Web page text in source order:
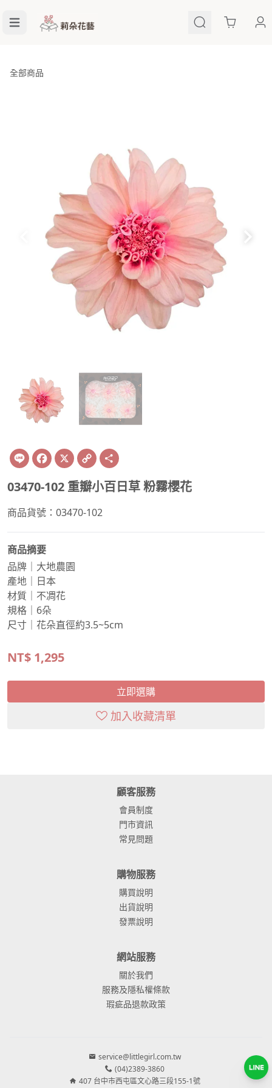
Cart
全部商品
Line Facebook
X Copy
Link
03470-102 重瓣小百日草 粉霧櫻花
商品貨號：03470-102
商品摘要
品牌｜大地農園
產地｜日本
材質｜不凋花
規格｜6朵
尺寸｜花朵直徑約3.5~5cm
NT$ 1,295
立即選購
加入收藏清單
顧客服務
會員制度
門市資訊
常見問題
購物服務
購買說明
出貨說明
發票說明
網站服務
關於我們
服務及隱私權條款
瑕疵品退款政策
service@littlegirl.com.tw
(04)2389-3860
407 台中市西屯區文心路三段155-1號